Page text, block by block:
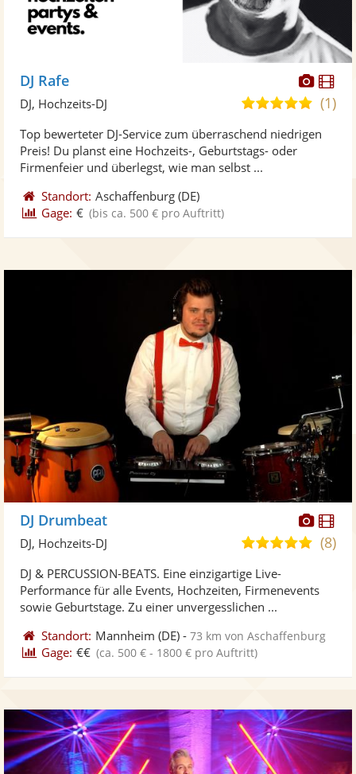
Fotos
DJ Rafe
5,0
5
(1)
DJ, Hochzeits-DJ
Top bewerteter DJ-Service zum überraschend niedrigen
Preis! Du planst eine Hochzeits-, Geburtstags- oder
Firmenfeier und überlegst, wie man selbst ...
Standort: Aschaffenburg (DE)
Gage: € (bis ca. 500 € pro Auftritt)
DJ Drumbeat
4,8(8)
DJ, Hochzeits-DJ
DJ & PERCUSSION-BEATS. Eine einzigartige Live-
Performance für alle Events, Hochzeiten, Firmenevents
sowie Geburtstage. Zu einer unvergesslichen ...
Standort: Mannheim (DE) -73 km von Aschaffenburg
Gage: €€ (ca. 500 € - 1800 € pro Auftritt)